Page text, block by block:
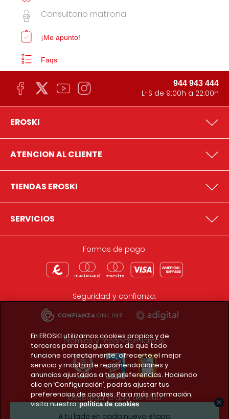
A tu lado en cada nueva etapa
Consultorio matrona
¡Me apunto!
Faqs
944 943 444
L-S de 9:00h a 22:00h
EROSKI
ATENCION AL CLIENTE
TIENDAS EROSKI
SERVICIOS
Formas de pago:
Seguridad y confianza:
Premios y reconocimientos:
Descarga la app del club
En EROSKI utilizamos cookies propias y de
terceros para asegurarnos de que todo
funcione correctamente, ofrecerte el mejor
servicio y mostrarte recomendaciones y
anuncios ajustados a tus preferencias. Haciendo
clic en ‘Configuración’, podrás ajustar tus
preferencias de cookies. Para más información,
visita nuestra política de cookies